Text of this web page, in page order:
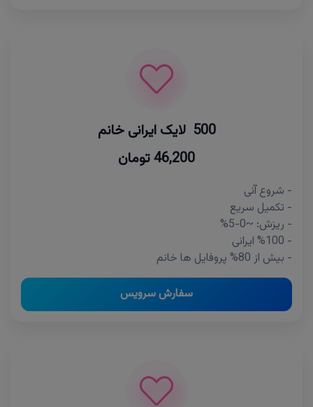
500 لایک ایرانی خانم
46,200 تومان
- شروع آنی
- تکمیل سریع
- ریزش: ~0-5%
- %100 ایرانی
- بیش از 80% پروفایل ها خانم
سفارش سرویس